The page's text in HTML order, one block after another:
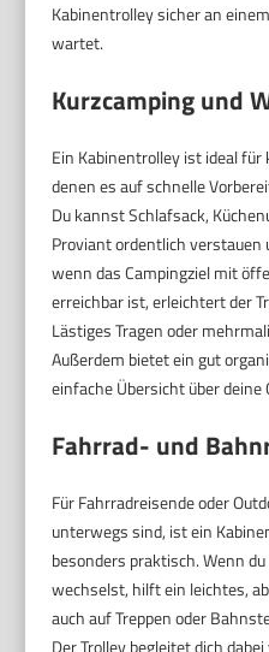
Kabinentrolley sicher an
wartet.
Kurzcamping und
Ein Kabinentrolley ist ideal für
denen es auf schnelle
Du kannst Schlafsack,
Proviant ordentlich verstauen
wenn das Campingziel mit
erreichbar ist, erleichtert der
Lästiges Tragen oder
Außerdem bietet ein gut
einfache Übersicht über deine
Fahrrad- und
Für Fahrradreisende oder
unterwegs sind, ist ein
besonders praktisch. Wenn
wechselst, hilft ein leichtes,
auch auf Treppen oder
Der Trolley begleitet dich